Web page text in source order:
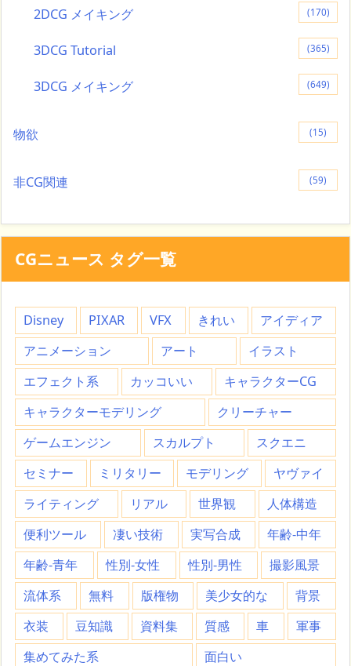
2DCG メイキング (170)
3DCG Tutorial (365)
3DCG メイキング (649)
物欲 (15)
非CG関連 (59)
CGニュース タグ一覧
Disney PIXAR VFX きれい
アイディア
アニメーション
アート
イラスト
エフェクト系
カッコいい
キャラクターCG
キャラクターモデリング
クリーチャー
ゲームエンジン
スカルプト
スクエニ
セミナー
ミリタリー モデリング
ヤヴァイ
ライティング
リアル 世界観
人体構造
便利ツール
凄い技術 実写合成
年齢-中年
年齢-青年
性別-女性 性別-男性
撮影風景
流体系
無料 版権物 美少女的な
背景
衣装
豆知識 資料集 質感 車
軍事
集めてみた系
面白い